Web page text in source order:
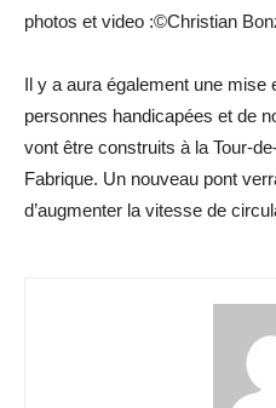
photos et video :©Christian
Il y a aura également une mise
personnes handicapées et de
vont être construits à la Tour-
Fabrique. Un nouveau pont
d’augmenter la vitesse de